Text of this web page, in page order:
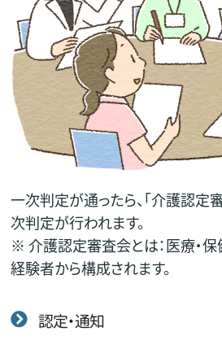
一次判定が通ったら、「介護認定
次判定が行われます。
※ 介護認定審査会とは：医療・保
経験者から構成されます。
認定・通知